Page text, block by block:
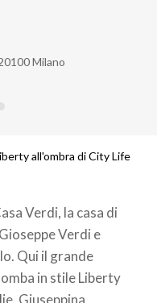
Milano
all'ombra di City Life
Verdi, la casa di
Verdi e
Qui il grande
in stile Liberty
Giuseppina